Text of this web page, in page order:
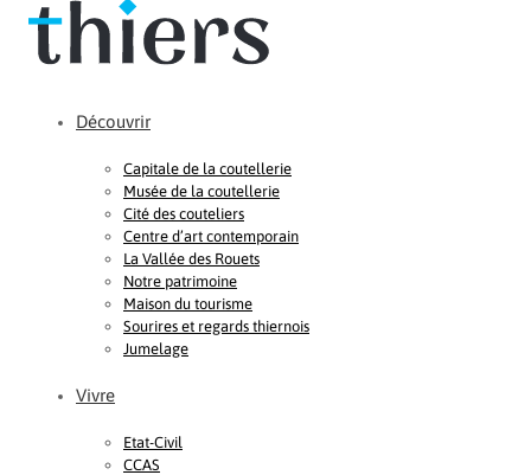
Découvrir
Capitale de la coutellerie
Musée de la coutellerie
Cité des couteliers
Centre d’art contemporain
La Vallée des Rouets
Notre patrimoine
Maison du tourisme
Sourires et regards thiernois
Jumelage
Vivre
Etat-Civil
CCAS